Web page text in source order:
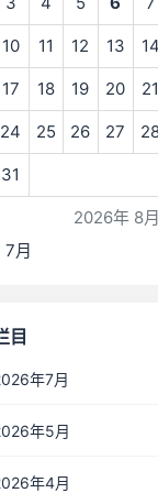
2026年 8月
10 11 12 13 14
17 18 19 20 21
24 25 26 27
31
7月
目
年7月
年5月
年4月